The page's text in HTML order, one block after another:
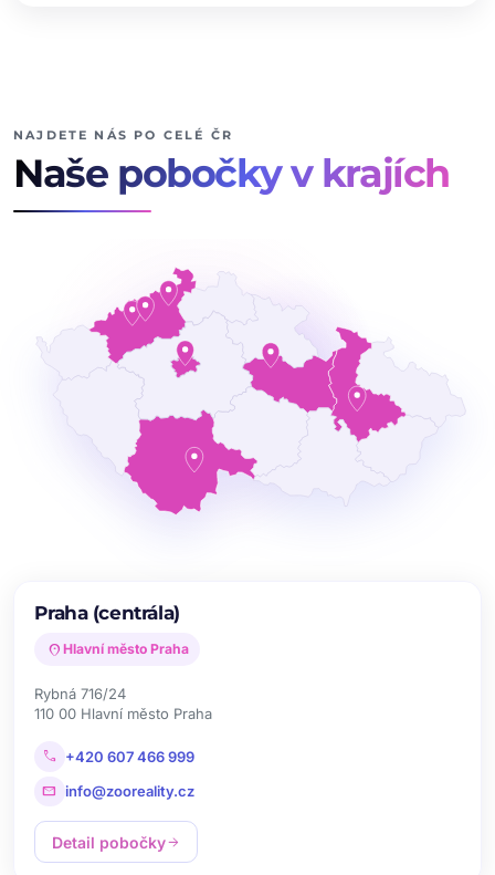
NAJDETE NÁS PO CELÉ ČR
Naše pobočky v krajích
Praha (centrála)
location_on Hlavní město Praha
Rybná 716/24
110 00 Hlavní město Praha
call +420 607 466 999
mail info@zooreality.cz
Detail pobočkyarrow_forward